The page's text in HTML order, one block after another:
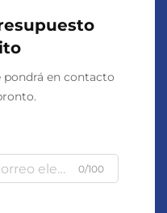
pondrá en contacto
0/100